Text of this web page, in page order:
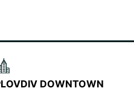
DOWNTOWN